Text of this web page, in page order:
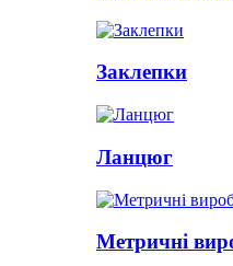
Заклепки
Ланцюг
Метричні